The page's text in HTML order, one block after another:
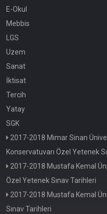
E-Okul
Mebbis
LGS
Uzem
Sanat
İktisat
Tercih
Yatay
SGK
2017-2018 Mimar Sinan
Konservatuvarı Özel Yetenek
2017-2018 Mustafa Kemal
Özel Yetenek Sınav Tarihleri
2017-2018 Mustafa Kemal
Sınav Tarihleri